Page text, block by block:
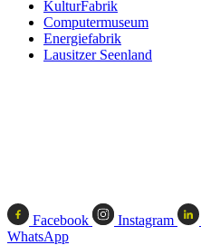
KulturFabrik
Computermuseum
Energiefabrik
Lausitzer Seenland
Facebook Instagram
WhatsApp